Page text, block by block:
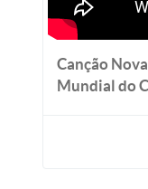
Canção
Mundial do